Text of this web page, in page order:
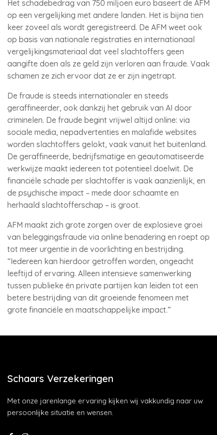
Het schadebedrag van 750 miljoen euro baseert de AFM
op een vergelijking met andere landen. Het is bijna tien
keer zoveel als wordt geregistreerd. De AFM weet ook
op basis van nationale registraties en internationaal
vergelijkingsmateriaal dat veel slachtoffers geen
aangifte doen als ze geld zijn verloren aan fraude. Vaak
schamen ze zich ervoor dat ze er zijn ingetrapt.
De fraude is steeds internationaler en steeds
geraffineerder, ook dankzij het gebruik van AI door
criminelen. De fraude begint vrijwel altijd online: via
sociale media, nepadvertenties en malafide websites
worden slachtoffers gelokt, vaak vanuit het buitenland.
De geraffineerde, bedrijfsmatige en geautomatiseerde
werkwijze maakt iedereen tot potentieel doelwit. De
financiële schade per slachtoffer is vaak aanzienlijk, en
de psychische impact – mede door schaamte en
herhaald slachtofferschap – is groot.
AFM maakt zich grote zorgen over de explosieve groei
van beleggingsfraude via online benadering en roept op
tot meer urgentie in de voorlichting en bestrijding.
“Iedereen kan hierdoor getroffen worden, ongeacht
leeftijd of ervaring. Alleen intensieve samenwerking
tussen publieke én private partijen kan leiden tot een
betere bestrijding van dit groeiende fenomeen met
grote financiële en maatschappelijke impact.”
Schaars Verzekeringen
Met onze jarenlange ervaring kijken wij vakkundig naar uw
persoonlijke situatie en wensen.